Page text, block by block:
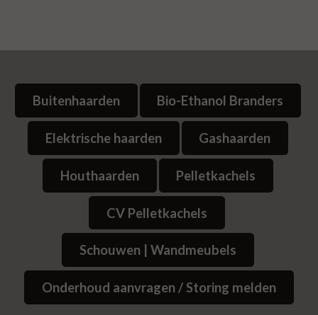
Buitenhaarden Bio-Ethanol Branders
Elektrische haarden Gashaarden
Houthaarden Pelletkachels
CV Pelletkachels
Schouwen | Wandmeubels
Onderhoud aanvragen / Storing melden